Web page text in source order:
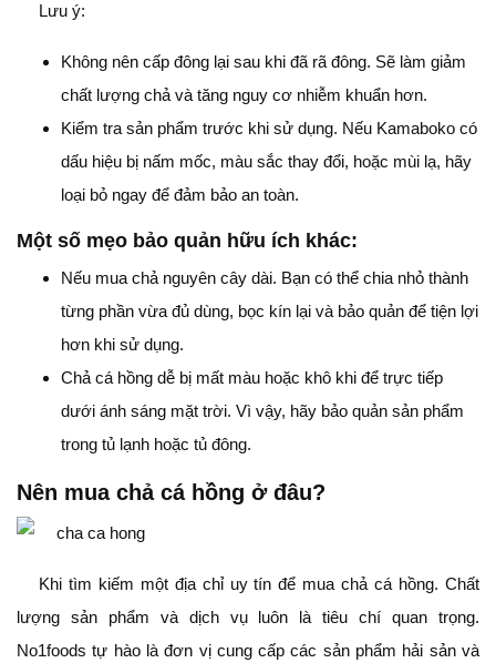
Lưu ý:
Không nên cấp đông lại sau khi đã rã đông. Sẽ làm giảm
chất lượng chả và tăng nguy cơ nhiễm khuẩn hơn.
Kiểm tra sản phẩm trước khi sử dụng. Nếu Kamaboko có
dấu hiệu bị nấm mốc, màu sắc thay đổi, hoặc mùi lạ, hãy
loại bỏ ngay để đảm bảo an toàn.
Một số mẹo bảo quản hữu ích khác:
Nếu mua chả nguyên cây dài. Bạn có thể chia nhỏ thành
từng phần vừa đủ dùng, bọc kín lại và bảo quản để tiện lợi
hơn khi sử dụng.
Chả cá hồng dễ bị mất màu hoặc khô khi để trực tiếp
dưới ánh sáng mặt trời. Vì vậy, hãy bảo quản sản phẩm
trong tủ lạnh hoặc tủ đông.
Nên mua chả cá hồng ở đâu?
Khi tìm kiếm một địa chỉ uy tín để mua chả cá hồng. Chất
lượng sản phẩm và dịch vụ luôn là tiêu chí quan trọng.
No1foods tự hào là đơn vị cung cấp các sản phẩm hải sản và